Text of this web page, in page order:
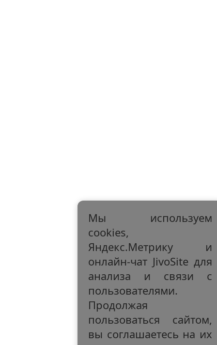
Мы используем
cookies,
Яндекс.Метрику и
онлайн-чат JivoSite для
анализа и связи с
пользователями.
Продолжая
пользоваться сайтом,
вы соглашаетесь на их